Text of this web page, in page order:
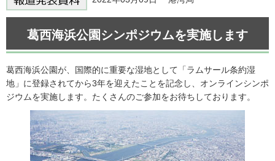
葛西海浜公園シンポジウムを実施します
葛西海浜公園が、国際的に重要な湿地として「ラムサール条約湿
地」に登録されてから3年を迎えたことを記念し、オンラインシンポ
ジウムを実施します。たくさんのご参加をお待ちしております。